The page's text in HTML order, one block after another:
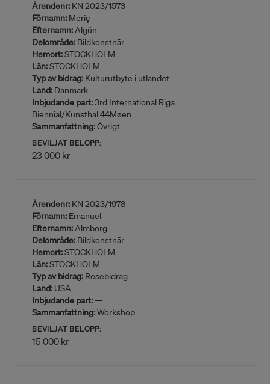
Ärendenr: KN 2023/1573
Förnamn: Meriç
Efternamn:Algün
Delområde: Bildkonstnär
Hemort:STOCKHOLM
Län:STOCKHOLM
Typ av bidrag: Kulturutbyte i utlandet
Land: Danmark
Inbjudande part:3rd International Riga
Biennial/Kunsthal 44Møen
Sammanfattning:Övrigt
BEVILJAT BELOPP:
23 000 kr
Ärendenr: KN 2023/1978
Förnamn: Emanuel
Efternamn:Almborg
Delområde: Bildkonstnär
Hemort:STOCKHOLM
Län:STOCKHOLM
Typ av bidrag: Resebidrag
Land: USA
Inbjudande part:—
Sammanfattning:Workshop
BEVILJAT BELOPP:
15 000 kr